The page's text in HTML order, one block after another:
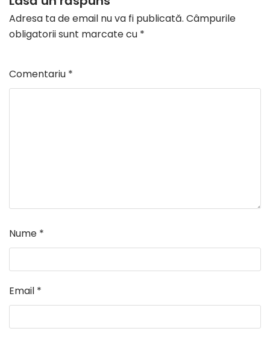
Adresa ta de email nu va fi publicată. Câmpurile
obligatorii sunt marcate cu *
Comentariu *
Nume *
Email *